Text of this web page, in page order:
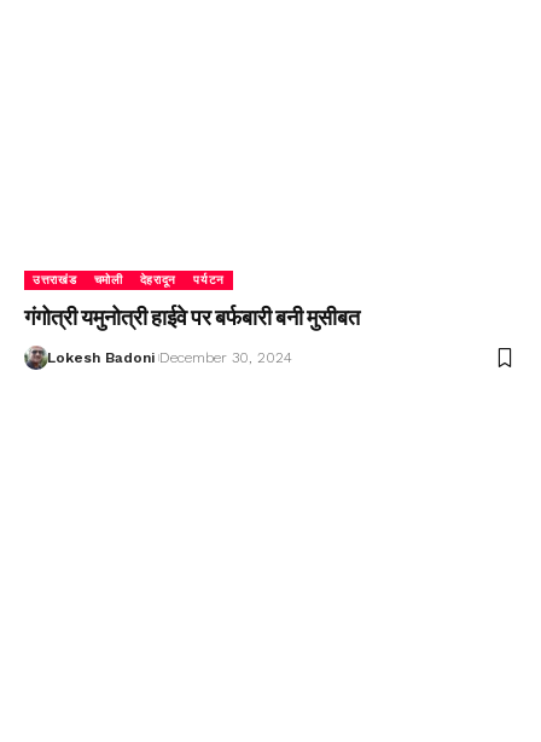
उत्तराखंड चमोली देहरादून पर्यटन
गंगोत्री यमुनोत्री हाईवे पर बर्फबारी बनी मुसीबत
Lokesh Badoni December 30, 2024